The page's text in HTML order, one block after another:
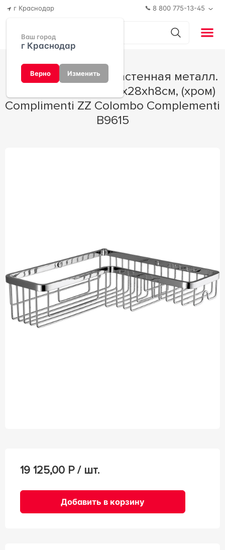
г Краснодар
Ваш город
г Краснодар
Верно Изменить
8 800 775-13-45
для ванны/душа 28х28хh8см, (хром)
Complimenti ZZ Colombo Complementi
B9615
19 125,00 Р / шт.
Добавить в корзину